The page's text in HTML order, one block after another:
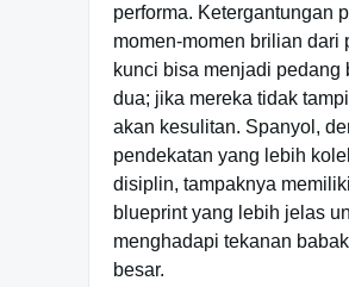
performa. Ketergantungan
momen-momen brilian dari
kunci bisa menjadi pedang
dua; jika mereka tidak
akan kesulitan. Spanyol,
pendekatan yang lebih
disiplin, tampaknya memiliki
blueprint yang lebih jelas
menghadapi tekanan
besar.